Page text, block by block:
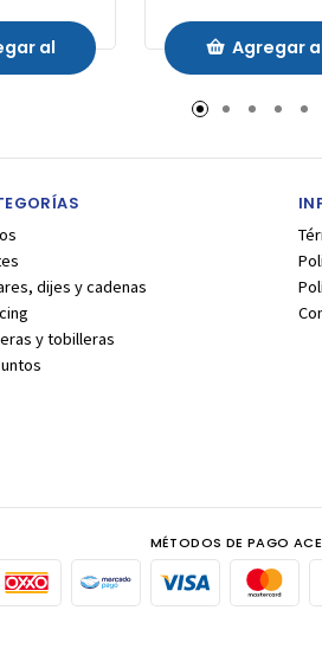
al Agregar
Carrito
dijes y cadenas
y tobilleras
MÉTODOS DE PAGO